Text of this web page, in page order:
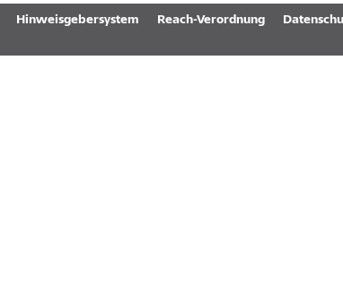
Hinweisgebersystem Reach-Verordnung